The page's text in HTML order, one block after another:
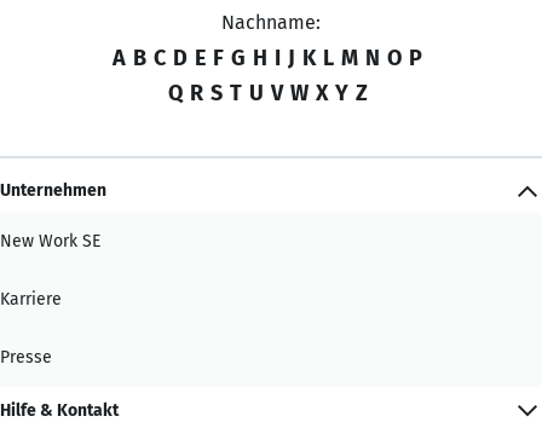
Nachname:
A B C D E F G H I J K L M N O P
Q R S T U V W X Y Z
Unternehmen
New Work SE
Karriere
Presse
Hilfe & Kontakt